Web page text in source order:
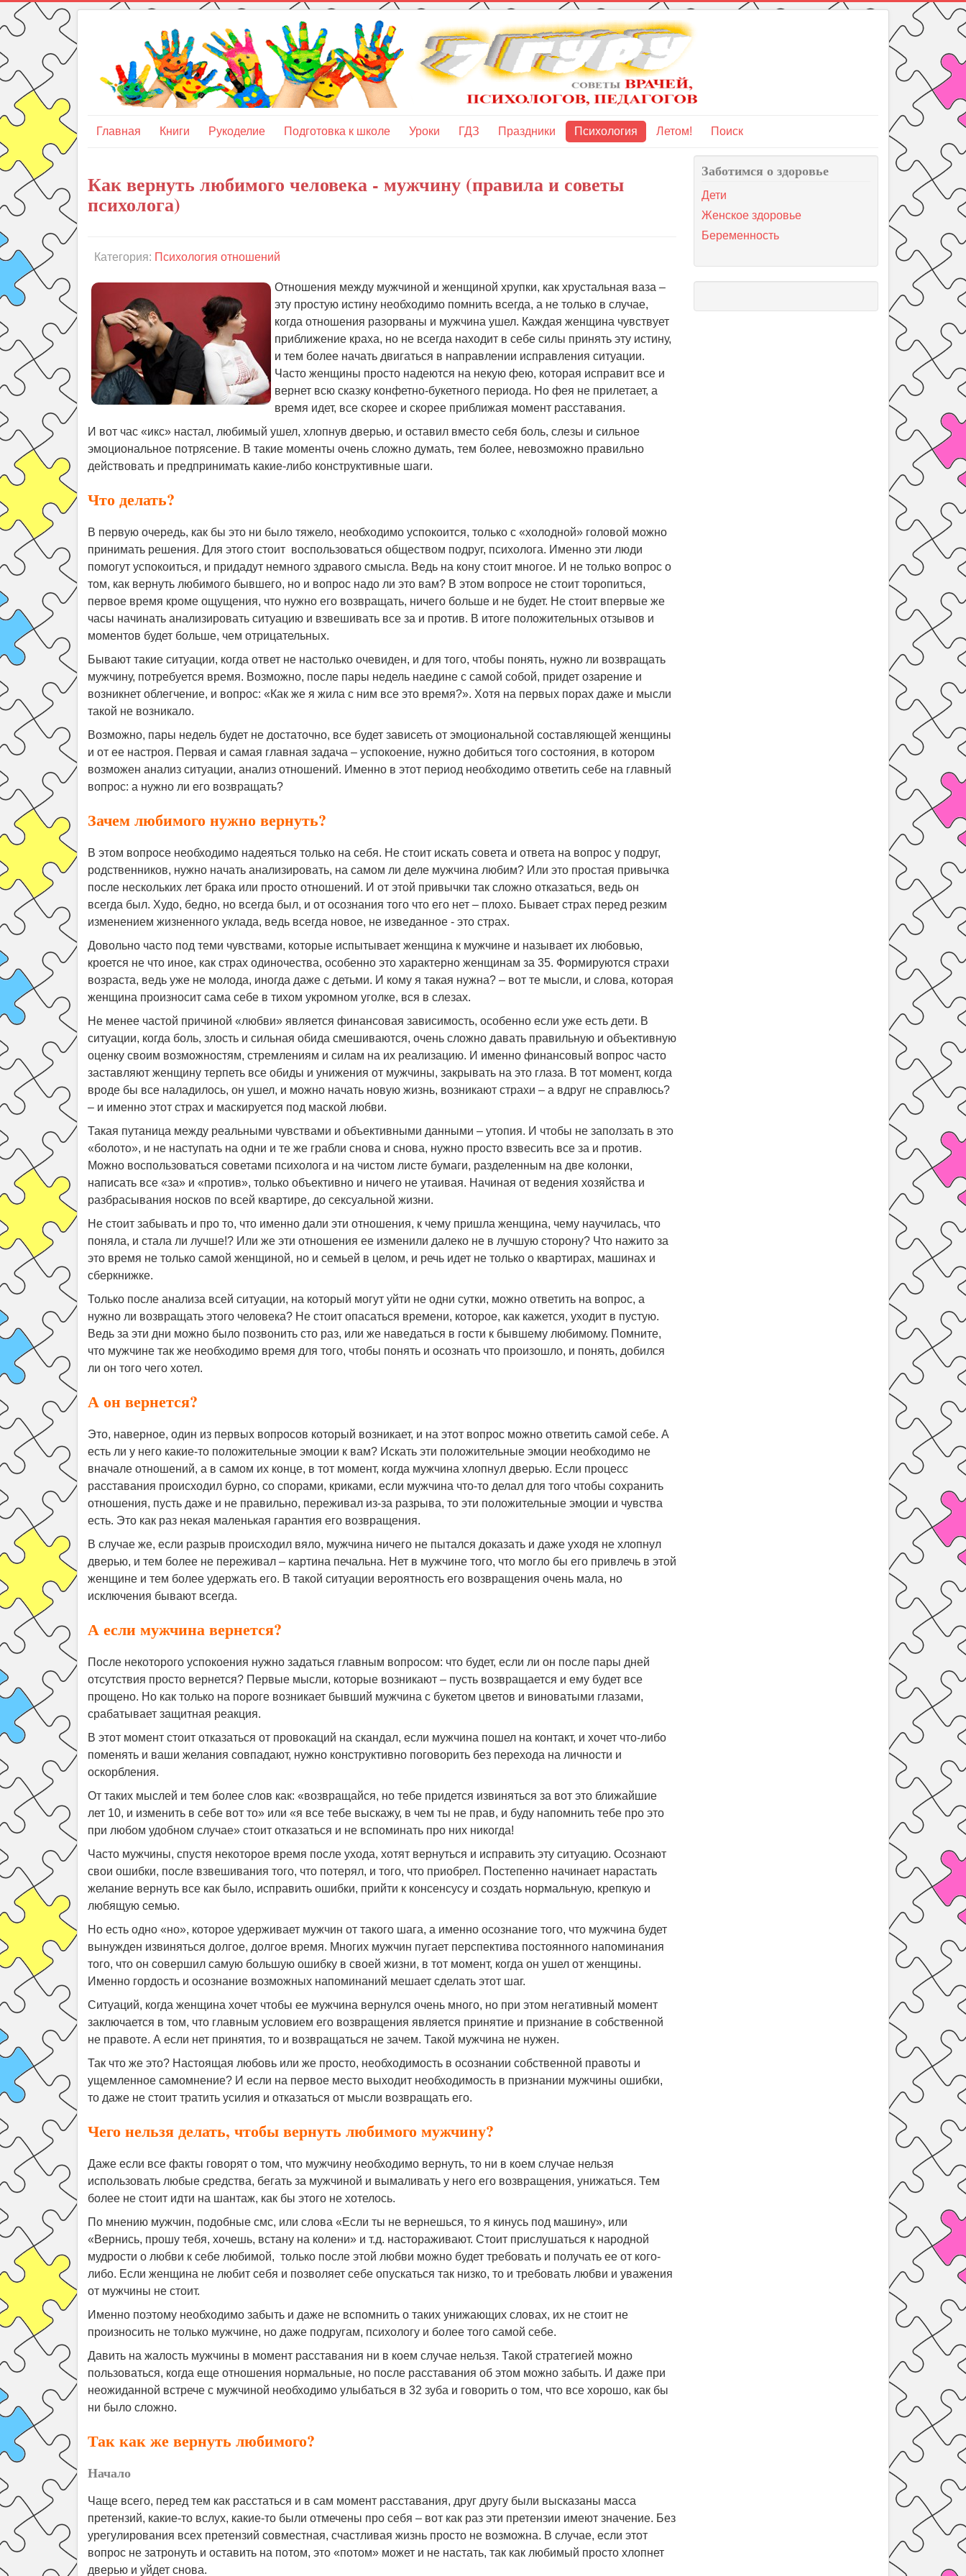
Главная Книги Рукоделие Подготовка к школе Уроки ГДЗ Праздники Психология Летом! Поиск
Как вернуть любимого человека - мужчину (правила и советы
психолога)
Категория: Психология отношений
Отношения между мужчиной и женщиной хрупки, как хрустальная ваза –
эту простую истину необходимо помнить всегда, а не только в случае,
когда отношения разорваны и мужчина ушел. Каждая женщина чувствует
приближение краха, но не всегда находит в себе силы принять эту истину,
и тем более начать двигаться в направлении исправления ситуации.
Часто женщины просто надеются на некую фею, которая исправит все и
вернет всю сказку конфетно-букетного периода. Но фея не прилетает, а
время идет, все скорее и скорее приближая момент расставания.
И вот час «икс» настал, любимый ушел, хлопнув дверью, и оставил вместо себя боль, слезы и сильное
эмоциональное потрясение. В такие моменты очень сложно думать, тем более, невозможно правильно
действовать и предпринимать какие-либо конструктивные шаги.
Что делать?
В первую очередь, как бы это ни было тяжело, необходимо успокоится, только с «холодной» головой можно
принимать решения. Для этого стоит воспользоваться обществом подруг, психолога. Именно эти люди
помогут успокоиться, и придадут немного здравого смысла. Ведь на кону стоит многое. И не только вопрос о
том, как вернуть любимого бывшего, но и вопрос надо ли это вам? В этом вопросе не стоит торопиться,
первое время кроме ощущения, что нужно его возвращать, ничего больше и не будет. Не стоит впервые же
часы начинать анализировать ситуацию и взвешивать все за и против. В итоге положительных отзывов и
моментов будет больше, чем отрицательных.
Бывают такие ситуации, когда ответ не настолько очевиден, и для того, чтобы понять, нужно ли возвращать
мужчину, потребуется время. Возможно, после пары недель наедине с самой собой, придет озарение и
возникнет облегчение, и вопрос: «Как же я жила с ним все это время?». Хотя на первых порах даже и мысли
такой не возникало.
Возможно, пары недель будет не достаточно, все будет зависеть от эмоциональной составляющей женщины
и от ее настроя. Первая и самая главная задача – успокоение, нужно добиться того состояния, в котором
возможен анализ ситуации, анализ отношений. Именно в этот период необходимо ответить себе на главный
вопрос: а нужно ли его возвращать?
Зачем любимого нужно вернуть?
В этом вопросе необходимо надеяться только на себя. Не стоит искать совета и ответа на вопрос у подруг,
родственников, нужно начать анализировать, на самом ли деле мужчина любим? Или это простая привычка
после нескольких лет брака или просто отношений. И от этой привычки так сложно отказаться, ведь он
всегда был. Худо, бедно, но всегда был, и от осознания того что его нет – плохо. Бывает страх перед резким
изменением жизненного уклада, ведь всегда новое, не изведанное - это страх.
Довольно часто под теми чувствами, которые испытывает женщина к мужчине и называет их любовью,
кроется не что иное, как страх одиночества, особенно это характерно женщинам за 35. Формируются страхи
возраста, ведь уже не молода, иногда даже с детьми. И кому я такая нужна? – вот те мысли, и слова, которая
женщина произносит сама себе в тихом укромном уголке, вся в слезах.
Не менее частой причиной «любви» является финансовая зависимость, особенно если уже есть дети. В
ситуации, когда боль, злость и сильная обида смешиваются, очень сложно давать правильную и объективную
оценку своим возможностям, стремлениям и силам на их реализацию. И именно финансовый вопрос часто
заставляют женщину терпеть все обиды и унижения от мужчины, закрывать на это глаза. В тот момент, когда
вроде бы все наладилось, он ушел, и можно начать новую жизнь, возникают страхи – а вдруг не справлюсь?
– и именно этот страх и маскируется под маской любви.
Такая путаница между реальными чувствами и объективными данными – утопия. И чтобы не заползать в это
«болото», и не наступать на одни и те же грабли снова и снова, нужно просто взвесить все за и против.
Можно воспользоваться советами психолога и на чистом листе бумаги, разделенным на две колонки,
написать все «за» и «против», только объективно и ничего не утаивая. Начиная от ведения хозяйства и
разбрасывания носков по всей квартире, до сексуальной жизни.
Не стоит забывать и про то, что именно дали эти отношения, к чему пришла женщина, чему научилась, что
поняла, и стала ли лучше!? Или же эти отношения ее изменили далеко не в лучшую сторону? Что нажито за
это время не только самой женщиной, но и семьей в целом, и речь идет не только о квартирах, машинах и
сберкнижке.
Только после анализа всей ситуации, на который могут уйти не одни сутки, можно ответить на вопрос, а
нужно ли возвращать этого человека? Не стоит опасаться времени, которое, как кажется, уходит в пустую.
Ведь за эти дни можно было позвонить сто раз, или же наведаться в гости к бывшему любимому. Помните,
что мужчине так же необходимо время для того, чтобы понять и осознать что произошло, и понять, добился
ли он того чего хотел.
А он вернется?
Это, наверное, один из первых вопросов который возникает, и на этот вопрос можно ответить самой себе. А
есть ли у него какие-то положительные эмоции к вам? Искать эти положительные эмоции необходимо не
вначале отношений, а в самом их конце, в тот момент, когда мужчина хлопнул дверью. Если процесс
расставания происходил бурно, со спорами, криками, если мужчина что-то делал для того чтобы сохранить
отношения, пусть даже и не правильно, переживал из-за разрыва, то эти положительные эмоции и чувства
есть. Это как раз некая маленькая гарантия его возвращения.
В случае же, если разрыв происходил вяло, мужчина ничего не пытался доказать и даже уходя не хлопнул
дверью, и тем более не переживал – картина печальна. Нет в мужчине того, что могло бы его привлечь в этой
женщине и тем более удержать его. В такой ситуации вероятность его возвращения очень мала, но
исключения бывают всегда.
А если мужчина вернется?
После некоторого успокоения нужно задаться главным вопросом: что будет, если ли он после пары дней
отсутствия просто вернется? Первые мысли, которые возникают – пусть возвращается и ему будет все
прощено. Но как только на пороге возникает бывший мужчина с букетом цветов и виноватыми глазами,
срабатывает защитная реакция.
В этот момент стоит отказаться от провокаций на скандал, если мужчина пошел на контакт, и хочет что-либо
поменять и ваши желания совпадают, нужно конструктивно поговорить без перехода на личности и
оскорбления.
От таких мыслей и тем более слов как: «возвращайся, но тебе придется извиняться за вот это ближайшие
лет 10, и изменить в себе вот то» или «я все тебе выскажу, в чем ты не прав, и буду напомнить тебе про это
при любом удобном случае» стоит отказаться и не вспоминать про них никогда!
Часто мужчины, спустя некоторое время после ухода, хотят вернуться и исправить эту ситуацию. Осознают
свои ошибки, после взвешивания того, что потерял, и того, что приобрел. Постепенно начинает нарастать
желание вернуть все как было, исправить ошибки, прийти к консенсусу и создать нормальную, крепкую и
любящую семью.
Но есть одно «но», которое удерживает мужчин от такого шага, а именно осознание того, что мужчина будет
вынужден извиняться долгое, долгое время. Многих мужчин пугает перспектива постоянного напоминания
того, что он совершил самую большую ошибку в своей жизни, в тот момент, когда он ушел от женщины.
Именно гордость и осознание возможных напоминаний мешает сделать этот шаг.
Ситуаций, когда женщина хочет чтобы ее мужчина вернулся очень много, но при этом негативный момент
заключается в том, что главным условием его возвращения является принятие и признание в собственной
не правоте. А если нет принятия, то и возвращаться не зачем. Такой мужчина не нужен.
Так что же это? Настоящая любовь или же просто, необходимость в осознании собственной правоты и
ущемленное самомнение? И если на первое место выходит необходимость в признании мужчины ошибки,
то даже не стоит тратить усилия и отказаться от мысли возвращать его.
Чего нельзя делать, чтобы вернуть любимого мужчину?
Даже если все факты говорят о том, что мужчину необходимо вернуть, то ни в коем случае нельзя
использовать любые средства, бегать за мужчиной и вымаливать у него его возвращения, унижаться. Тем
более не стоит идти на шантаж, как бы этого не хотелось.
По мнению мужчин, подобные смс, или слова «Если ты не вернешься, то я кинусь под машину», или
«Вернись, прошу тебя, хочешь, встану на колени» и т.д. настораживают. Стоит прислушаться к народной
мудрости о любви к себе любимой, только после этой любви можно будет требовать и получать ее от кого-
либо. Если женщина не любит себя и позволяет себе опускаться так низко, то и требовать любви и уважения
от мужчины не стоит.
Именно поэтому необходимо забыть и даже не вспомнить о таких унижающих словах, их не стоит не
произносить не только мужчине, но даже подругам, психологу и более того самой себе.
Давить на жалость мужчины в момент расставания ни в коем случае нельзя. Такой стратегией можно
пользоваться, когда еще отношения нормальные, но после расставания об этом можно забыть. И даже при
неожиданной встрече с мужчиной необходимо улыбаться в 32 зуба и говорить о том, что все хорошо, как бы
ни было сложно.
Так как же вернуть любимого?
Начало
Чаще всего, перед тем как расстаться и в сам момент расставания, друг другу были высказаны масса
претензий, какие-то вслух, какие-то были отмечены про себя – вот как раз эти претензии имеют значение. Без
урегулирования всех претензий совместная, счастливая жизнь просто не возможна. В случае, если этот
вопрос не затронуть и оставить на потом, это «потом» может и не настать, так как любимый просто хлопнет
дверью и уйдет снова.
Заботимся о здоровье
Дети
Женское здоровье
Беременность